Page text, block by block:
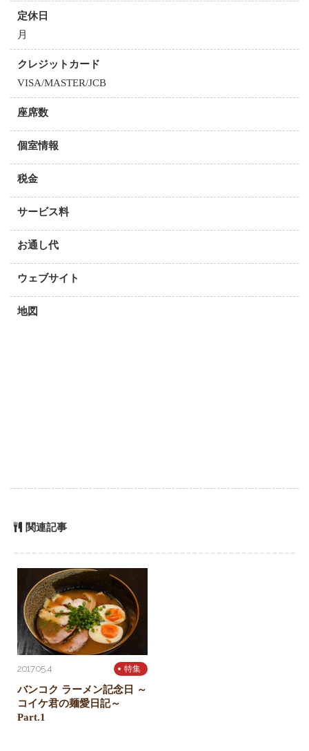
定休日
月
クレジットカード
VISA/MASTER/JCB
座席数
個室情報
税金
サービス料
お通し代
ウェブサイト
地図
関連記事
2017.05.4 特集
バンコク ラーメン記念日 ～
コイケ君の麺愛日記～
Part.1